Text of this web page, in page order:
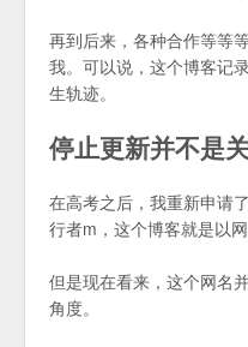
再到后来，各种合作等等
我。可以说，这个博客记
生轨迹。
停止更新并不是
在高考之后，我重新申请
行者m，这个博客就是以
但是现在看来，这个网名
角度。